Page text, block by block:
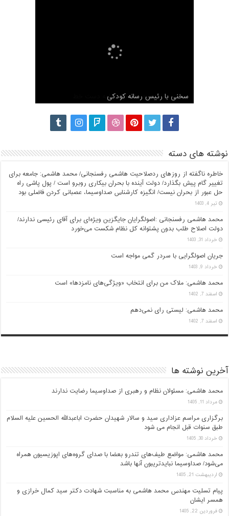
مصاحبه با محمد هاشمی برنامه دست خط
سخنی با رئیس رسانه کودکی
ناگفته های محمد هاشمی درباره آیت الله هاشمی
هاشمی رفسنجانی
گزارش کامل ثبت نام محمد هاشمی رفسنجانی
نوشته های دسته
خاطره ناگفته از روزهای ردصلاحیت هاشمی رفسنجانی/ محمد هاشمی: جامعه برای
تغییر گام پیش بگذارد/ دولت آینده با بحران بیکاری روبرو است / پول پاشی راه
حل عبور از بحران نیست/ انگیزه کارشناس صداوسیما، عصبانی کردن فاضلی بود
تیر 4, 1403
محمد هاشمی رفسنجانی :اصولگرایان جایگزین ویژه‌ای برای آقای رئیسی ندارند/
دولت اصلاح طلب بدون پشتوانه کل نظام شکست می‌خورد
خرداد 31, 1403
جریان اصولگرایی با سردر گمی مواجه است
خرداد 9, 1403
محمد هاشمی: ملاک من برای انتخاب «ویژگی‌های نامزدها» است
اسفند 7, 1402
محمد هاشمی: لیستی رای نمی‌دهم
اسفند 7, 1402
آخرین نوشته ها
محمد هاشمی: مسئولان نظام و رهبری از صداوسیما رضایت ندارند
مرداد 11, 1405
برگزاری مراسم عزاداری سید و سالار شهیدان حضرت اباعبدالله الحسین علیه السلام
طبق سنوات قبل انجام می شود
خرداد 30, 1405
محمد هاشمی: مواضع طیف‌های تندرو بعضا با صدای گروه‌های اپوزیسیون همراه
می‌شود/ صداوسیما نبایدتریبون آنها باشد
اردیبهشت 21, 1405
پیام تسلیت مهندس محمد هاشمی به مناسبت شهادت دکتر سید کمال خرازی و
همسر ایشان
فروردین 22, 1405